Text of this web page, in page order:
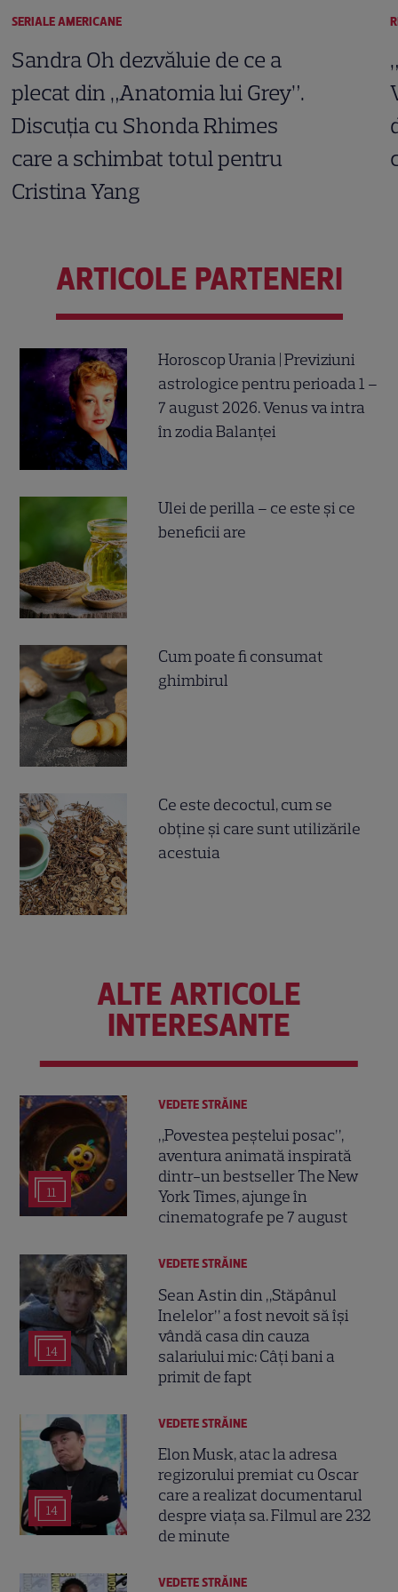
SERIALE AMERICANE
Sandra Oh dezvăluie de ce a
plecat din „Anatomia lui Grey”.
Discuția cu Shonda Rhimes
care a schimbat totul pentru
Cristina Yang
ARTICOLE PARTENERI
Horoscop Urania | Previziuni
astrologice pentru perioada 1 –
7 august 2026. Venus va intra
în zodia Balanței
Ulei de perilla – ce este și ce
beneficii are
Cum poate fi consumat
ghimbirul
Ce este decoctul, cum se
obţine şi care sunt utilizările
acestuia
ALTE ARTICOLE
INTERESANTE
11
VEDETE STRĂINE
„Povestea peștelui posac”,
aventura animată inspirată
dintr-un bestseller The New
York Times, ajunge în
cinematografe pe 7 august
14
VEDETE STRĂINE
Sean Astin din „Stăpânul
Inelelor” a fost nevoit să își
vândă casa din cauza
salariului mic: Câți bani a
primit de fapt
14
VEDETE STRĂINE
Elon Musk, atac la adresa
regizorului premiat cu Oscar
care a realizat documentarul
despre viața sa. Filmul are 232
de minute
VEDETE STRĂINE